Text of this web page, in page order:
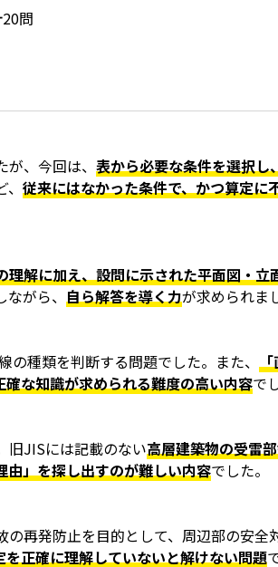
問
、今回は、 表から必要な条件を選択し
従来にはなかった条件で、かつ算定に
理解に加え、設問に示された平面図・立
がら、 自ら解答を導く力が求められま
種類を判断する問題でした。また、 「
確な知識が求められる難度の高い内容で
旧JISには記載のない高層建築物の受雷
由」を探し出すのが難しい内容でした。
再発防止を目的として、周辺部の安全
正確に理解していないと解けない問題